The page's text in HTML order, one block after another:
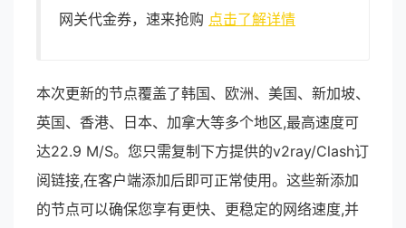
网关代金券，速来抢购 点击了解详情
本次更新的节点覆盖了韩国、欧洲、美国、新加坡、
英国、香港、日本、加拿大等多个地区,最高速度可
达22.9 M/S。您只需复制下方提供的v2ray/Clash订
阅链接,在客户端添加后即可正常使用。这些新添加
的节点可以确保您享有更快、更稳定的网络速度,并